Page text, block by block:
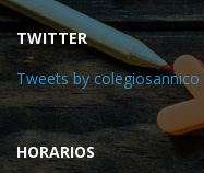
TWITTER
Tweets by colegiosannico
HORARIOS